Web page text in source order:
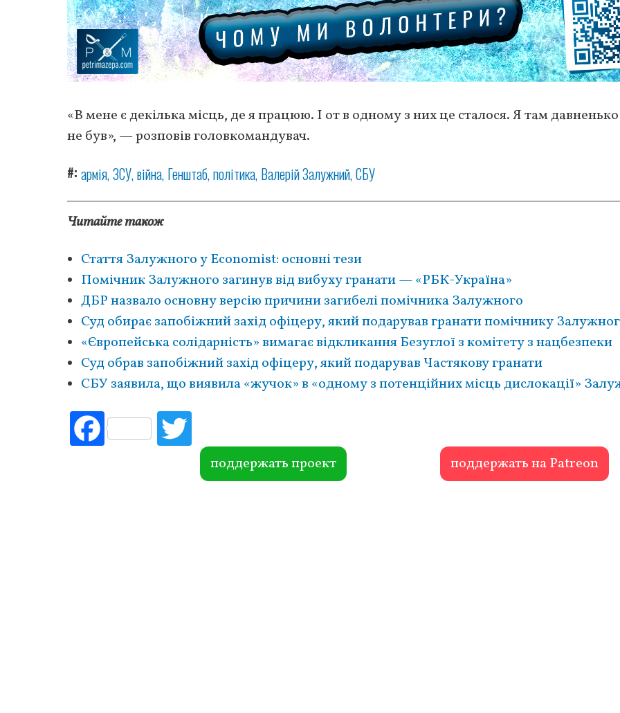
«В мене є декілька місць, де я працюю. І от в одному з них це сталося. Я там
не був», — розповів головкомандувач.
# армія ЗСУ війна Генштаб політика Валерій Залужний СБУ
Читайте також
Стаття Залужного у Economist: основні тези
Помічник Залужного загинув від вибуху гранати — «РБК-Україна»
ДБР назвало основну версію причини загибелі помічника Залужного
Суд обирає запобіжний захід офіцеру, який подарував гранати помічнику
«Європейська солідарність» вимагає відкликання Безуглої з комітету з нацбезпеки
Суд обрав запобіжний захід офіцеру, який подарував Частякову гранати
СБУ заявила, що виявила «жучок» в «одному з потенційних місць дислокації»
Fac
ebo itte
r поддержать проект поддержать на Patreon